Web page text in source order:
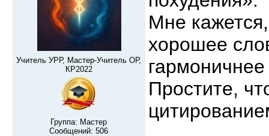
Учитель УРР, Мастер-Учитель ОР,
КР2022
Группа: Мастер
Сообщений:506
Мне
хорошее
Простите,